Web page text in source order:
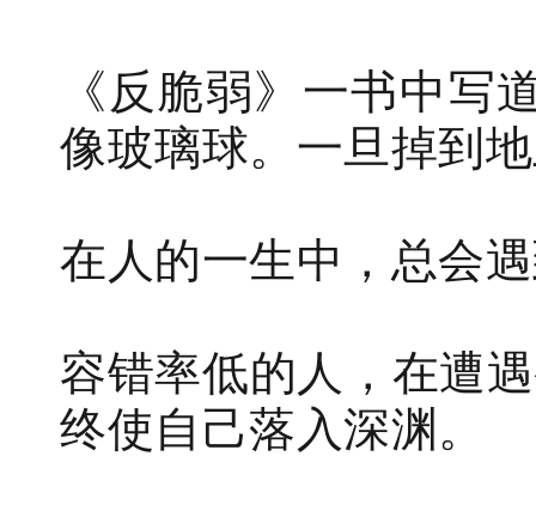
《反脆弱》一书中写
像玻璃球。一旦掉到
在人的一生中，总会
容错率低的人，在遭
终使自己落入深渊。